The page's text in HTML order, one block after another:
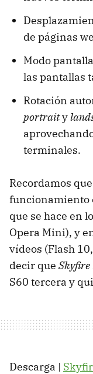
de páginas
Modo
las pantallas
Rotación
portraity
terminales.
Recordamos
funcionamiento
que se hace en
Opera Mini), y
vídeos (Flash
decir que Skyfire
S60 tercera y
Descarga |